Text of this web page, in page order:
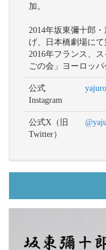
加。
2014年坂東彌十郎
げ、日本橋劇場にて
2016年フランス、
ごの会」ヨーロッパ
公式
Instagram
公式X（旧
Twitter）